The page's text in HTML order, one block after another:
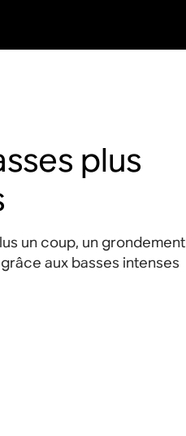
plus
un coup, un grondement
aux basses intenses